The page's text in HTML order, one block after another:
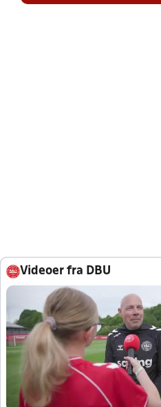
Videoer fra DBU